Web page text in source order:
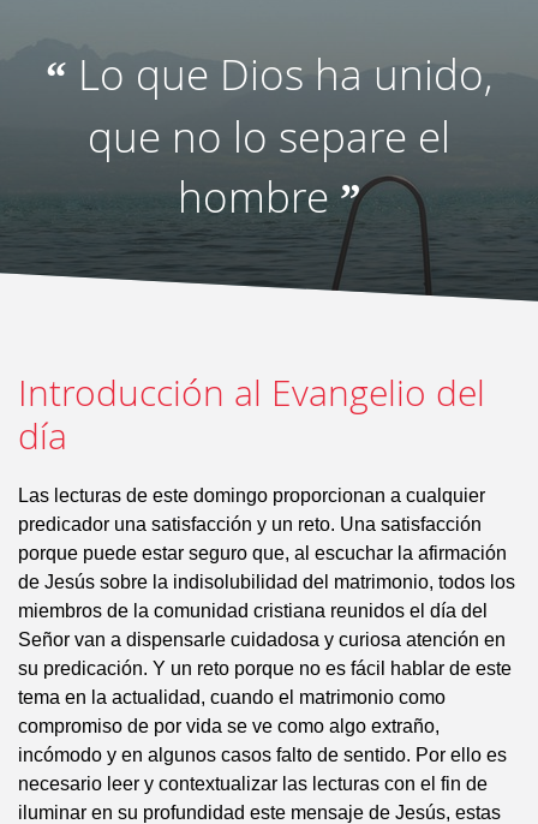
“ Lo que Dios ha unido,
que no lo separe el
hombre”
Introducción al Evangelio del
día
Las lecturas de este domingo proporcionan a cualquier
predicador una satisfacción y un reto. Una satisfacción
porque puede estar seguro que, al escuchar la afirmación
de Jesús sobre la indisolubilidad del matrimonio, todos los
miembros de la comunidad cristiana reunidos el día del
Señor van a dispensarle cuidadosa y curiosa atención en
su predicación. Y un reto porque no es fácil hablar de este
tema en la actualidad, cuando el matrimonio como
compromiso de por vida se ve como algo extraño,
incómodo y en algunos casos falto de sentido. Por ello es
necesario leer y contextualizar las lecturas con el fin de
iluminar en su profundidad este mensaje de Jesús, estas